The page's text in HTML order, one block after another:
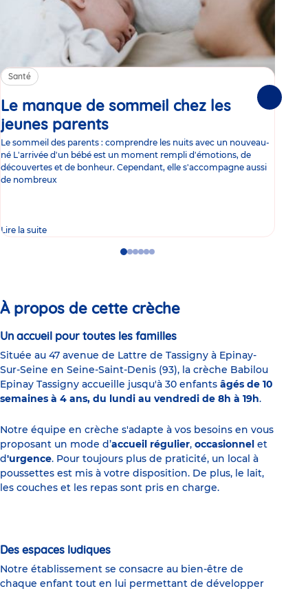
Santé
Le manque de sommeil chez les
jeunes parents
Le sommeil des parents : comprendre les nuits avec un nouveau-
né L'arrivée d'un bébé est un moment rempli d'émotions, de
découvertes et de bonheur. Cependant, elle s'accompagne aussi
de nombreux
Lire la suite
GoGoGoGo
GoGo
À propos de cette crèche
Un accueil pour toutes les familles
Située au 47 avenue de Lattre de Tassigny à Epinay-
Sur-Seine en Seine-Saint-Denis (93), la crèche Babilou
Epinay Tassigny accueille jusqu'à 30 enfants âgés de 10
semaines à 4 ans, du lundi au vendredi de 8h à 19h.
Notre équipe en crèche s'adapte à vos besoins en vous
proposant un mode d’accueil régulier, occasionnel et
d'urgence. Pour toujours plus de praticité, un local à
poussettes est mis à votre disposition. De plus, le lait,
les couches et les repas sont pris en charge.
Des espaces ludiques
Notre établissement se consacre au bien-être de
chaque enfant tout en lui permettant de développer